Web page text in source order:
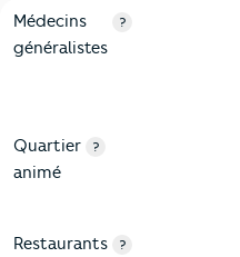
5-Commerces
Critères Le Rouet
Médecins
généralistes
?
Quartier
animé
?
Restaurants
?